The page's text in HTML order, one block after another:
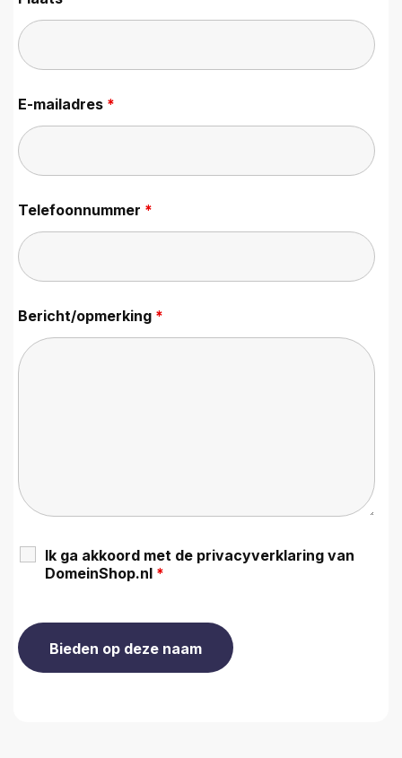
E-mailadres *
Telefoonnummer *
Bericht/opmerking *
Ik ga akkoord met de privacyverklaring van
DomeinShop.nl *